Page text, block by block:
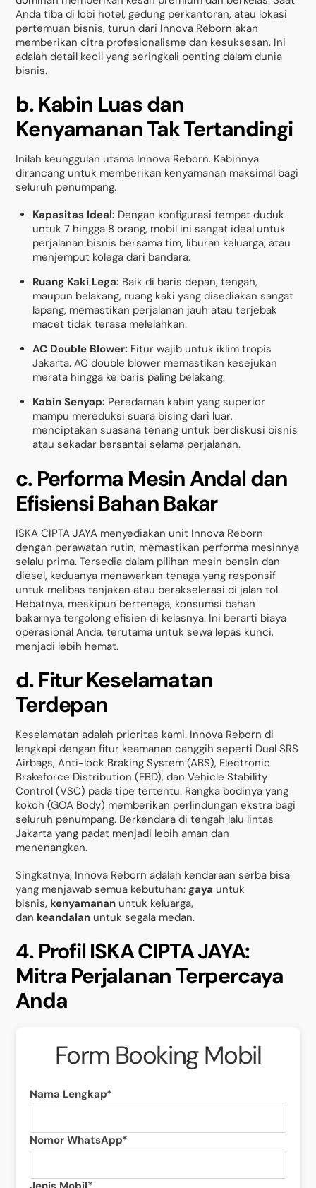
Anda tiba di lobi hotel, gedung perkantoran, atau lokasi
pertemuan bisnis, turun dari Innova Reborn akan
memberikan citra profesionalisme dan kesuksesan. Ini
adalah detail kecil yang seringkali penting dalam dunia
bisnis.
b. Kabin Luas dan
Kenyamanan Tak Tertandingi
Inilah keunggulan utama Innova Reborn. Kabinnya
dirancang untuk memberikan kenyamanan maksimal bagi
seluruh penumpang.
Kapasitas Ideal: Dengan konfigurasi tempat duduk
untuk 7 hingga 8 orang, mobil ini sangat ideal untuk
perjalanan bisnis bersama tim, liburan keluarga, atau
menjemput kolega dari bandara.
Ruang Kaki Lega: Baik di baris depan, tengah,
maupun belakang, ruang kaki yang disediakan sangat
lapang, memastikan perjalanan jauh atau terjebak
macet tidak terasa melelahkan.
AC Double Blower: Fitur wajib untuk iklim tropis
Jakarta. AC double blower memastikan kesejukan
merata hingga ke baris paling belakang.
Kabin Senyap: Peredaman kabin yang superior
mampu mereduksi suara bising dari luar,
menciptakan suasana tenang untuk berdiskusi bisnis
atau sekadar bersantai selama perjalanan.
c. Performa Mesin Andal dan
Efisiensi Bahan Bakar
ISKA CIPTA JAYA menyediakan unit Innova Reborn
dengan perawatan rutin, memastikan performa mesinnya
selalu prima. Tersedia dalam pilihan mesin bensin dan
diesel, keduanya menawarkan tenaga yang responsif
untuk melibas tanjakan atau berakselerasi di jalan tol.
Hebatnya, meskipun bertenaga, konsumsi bahan
bakarnya tergolong efisien di kelasnya. Ini berarti biaya
operasional Anda, terutama untuk sewa lepas kunci,
menjadi lebih hemat.
d. Fitur Keselamatan
Terdepan
Keselamatan adalah prioritas kami. Innova Reborn di
lengkapi dengan fitur keamanan canggih seperti Dual SRS
Airbags, Anti-lock Braking System (ABS), Electronic
Brakeforce Distribution (EBD), dan Vehicle Stability
Control (VSC) pada tipe tertentu. Rangka bodinya yang
kokoh (GOA Body) memberikan perlindungan ekstra bagi
seluruh penumpang. Berkendara di tengah lalu lintas
Jakarta yang padat menjadi lebih aman dan
menenangkan.
Singkatnya, Innova Reborn adalah kendaraan serba bisa
yang menjawab semua kebutuhan:gaya untuk
bisnis, kenyamanan untuk keluarga,
dan keandalan untuk segala medan.
4. Profil ISKA CIPTA JAYA:
Mitra Perjalanan Terpercaya
Anda
Form Booking Mobil
Nama Lengkap*
Nomor WhatsApp*